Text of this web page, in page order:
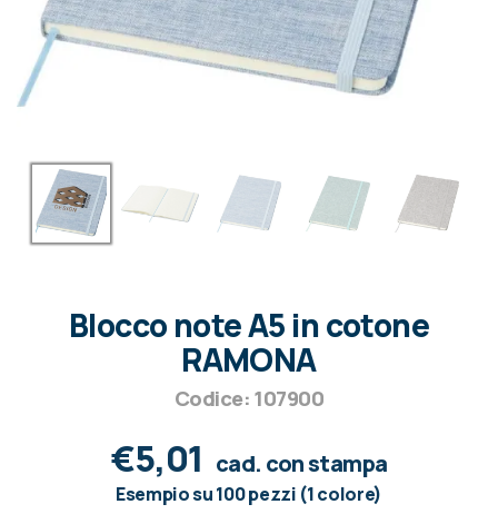
Blocco note A5 in cotone
RAMONA
Codice: 107900
€5,01 cad. con stampa
Esempio su 100 pezzi (1 colore)